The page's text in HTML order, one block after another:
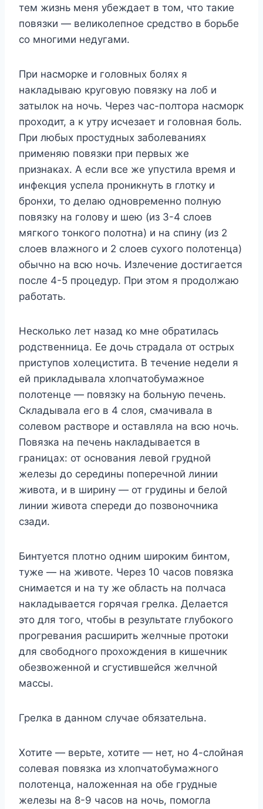
тем жизнь меня убеждает в том, что такие
повязки — великолепное средство в борьбе
со многими недугами.
При насморке и головных болях я
накладываю круговую повязку на лоб и
затылок на ночь. Через час-полтора насморк
проходит, а к утру исчезает и головная боль.
При любых простудных заболеваниях
применяю повязки при первых же
признаках. А если все же упустила время и
инфекция успела проникнуть в глотку и
бронхи, то делаю одновременно полную
повязку на голову и шею (из 3-4 слоев
мягкого тонкого полотна) и на спину (из 2
слоев влажного и 2 слоев сухого полотенца)
обычно на всю ночь. Излечение достигается
после 4-5 процедур. При этом я продолжаю
работать.
Несколько лет назад ко мне обратилась
родственница. Ее дочь страдала от острых
приступов холецистита. В течение недели я
ей прикладывала хлопчатобумажное
полотенце — повязку на больную печень.
Складывала его в 4 слоя, смачивала в
солевом растворе и оставляла на всю ночь.
Повязка на печень накладывается в
границах: от основания левой грудной
железы до середины поперечной линии
живота, и в ширину — от грудины и белой
линии живота спереди до позвоночника
сзади.
Бинтуется плотно одним широким бинтом,
туже — на животе. Через 10 часов повязка
снимается и на ту же область на полчаса
накладывается горячая грелка. Делается
это для того, чтобы в результате глубокого
прогревания расширить желчные протоки
для свободного прохождения в кишечник
обезвоженной и сгустившейся желчной
массы.
Грелка в данном случае обязательна.
Хотите — верьте, хотите — нет, но 4-слойная
солевая повязка из хлопчатобумажного
полотенца, наложенная на обе грудные
железы на 8-9 часов на ночь, помогла